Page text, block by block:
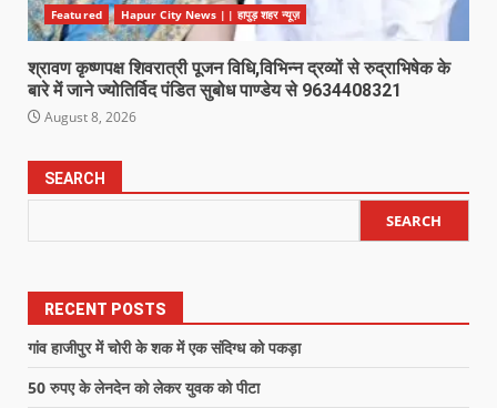
Featured Hapur City News || हापुड़ शहर न्यूज़
श्रावण कृष्णपक्ष शिवरात्री पूजन विधि,विभिन्न द्रव्यों से रुद्राभिषेक के
बारे में जाने ज्योतिर्विद पंडित सुबोध पाण्डेय से 9634408321
August 8, 2026
SEARCH
SEARCH
RECENT POSTS
गांव हाजीपुर में चोरी के शक में एक संदिग्ध को पकड़ा
50 रुपए के लेनदेन को लेकर युवक को पीटा